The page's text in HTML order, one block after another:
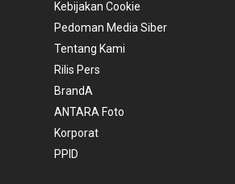
Kebijakan Cookie
Pedoman Media Siber
Tentang Kami
Rilis Pers
BrandA
ANTARA Foto
Korporat
PPID